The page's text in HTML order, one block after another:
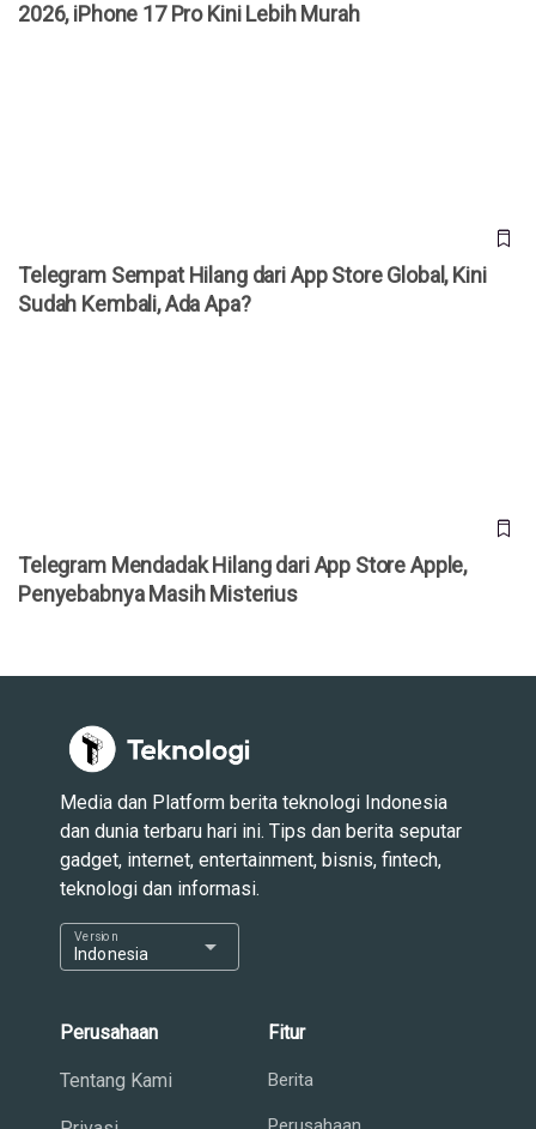
2026, iPhone 17 Pro Kini Lebih Murah
Telegram Sempat Hilang dari App Store Global, Kini
Sudah Kembali, Ada Apa?
Telegram Mendadak Hilang dari App Store Apple,
Penyebabnya Masih Misterius
Media dan Platform berita teknologi Indonesia
dan dunia terbaru hari ini. Tips dan berita seputar
gadget, internet, entertainment, bisnis, fintech,
teknologi dan informasi.
Indonesia
Version arrow_drop_down
Perusahaan
Tentang Kami
Fitur
Berita